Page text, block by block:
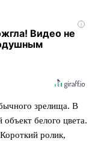
i
Видео не
зрелища. В
белого цвета.
ролик,